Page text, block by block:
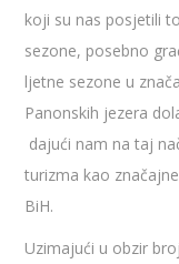
koji su nas posjetili
sezone, posebno
ljetne sezone u
Panonskih jezera
dajući nam na taj
turizma kao
BiH.
Uzimajući u obzir